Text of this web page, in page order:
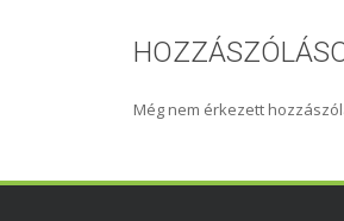
Még nem érkezett